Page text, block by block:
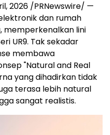
2026 /PRNewswire/ —
dan rumah
memperkenalkan lini
UR9. Tak sekadar
membawa
"Natural and Real
yang dihadirkan tidak
terasa lebih natural
sangat realistis.